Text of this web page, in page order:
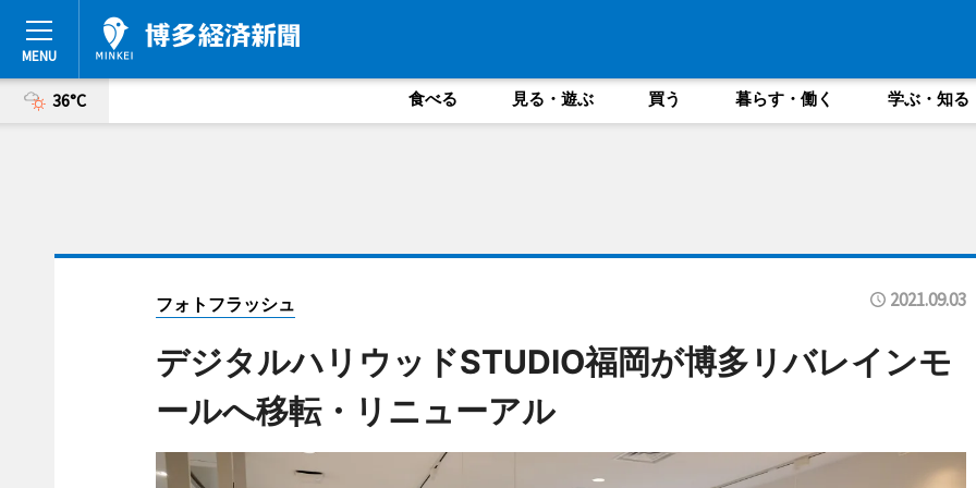
36°C 食べる 見る・遊ぶ 買う 暮らす・働く 学ぶ・知る
フォトフラッシュ 2021.09.03
デジタルハリウッドSTUDIO福岡が博多リバレインモ
ールへ移転・リニューアル